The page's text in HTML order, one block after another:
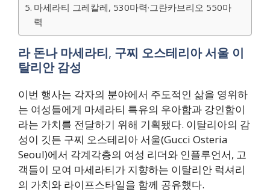
마세라티 그레칼레, 530마력·그란카브리오 550마
력
라 돈나 마세라티, 구찌 오스테리아 서울 이
탈리안 감성
이번 행사는 각자의 분야에서 주도적인 삶을 영위하
는 여성들에게 마세라티 특유의 우아함과 강인함이
라는 가치를 전달하기 위해 기획됐다. 이탈리아의 감
성이 깃든 구찌 오스테리아 서울(Gucci Osteria
Seoul)에서 각계각층의 여성 리더와 인플루언서, 고
객들이 모여 마세라티가 지향하는 이탈리안 럭셔리
의 가치와 라이프스타일을 함께 공유했다.